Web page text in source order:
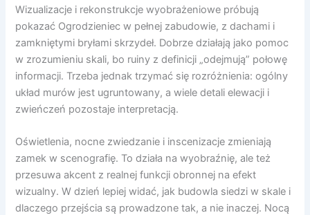
Wizualizacje i rekonstrukcje wyobrażeniowe próbują
pokazać Ogrodzieniec w pełnej zabudowie, z dachami i
zamkniętymi bryłami skrzydeł. Dobrze działają jako pomoc
w zrozumieniu skali, bo ruiny z definicji „odejmują” połowę
informacji. Trzeba jednak trzymać się rozróżnienia: ogólny
układ murów jest ugruntowany, a wiele detali elewacji i
zwieńczeń pozostaje interpretacją.
Oświetlenia, nocne zwiedzanie i inscenizacje zmieniają
zamek w scenografię. To działa na wyobraźnię, ale też
przesuwa akcent z realnej funkcji obronnej na efekt
wizualny. W dzień lepiej widać, jak budowla siedzi w skale i
dlaczego przejścia są prowadzone tak, a nie inaczej. Nocą